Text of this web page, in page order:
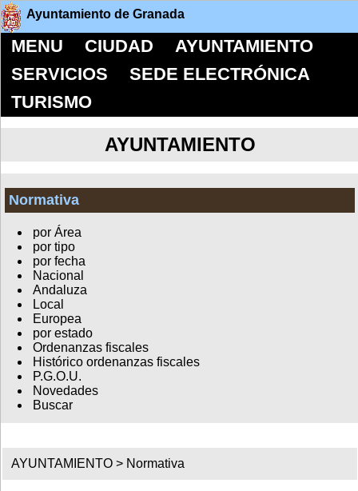
Ayuntamiento de Granada
MENU CIUDAD
AYUNTAMIENTO
SERVICIOS
SEDE ELECTRÓNICA
TURISMO
AYUNTAMIENTO
Normativa
por Área
por tipo
por fecha
Nacional
Andaluza
Local
Europea
por estado
Ordenanzas fiscales
Histórico ordenanzas fiscales
P.G.O.U.
Novedades
Buscar
AYUNTAMIENTO > Normativa